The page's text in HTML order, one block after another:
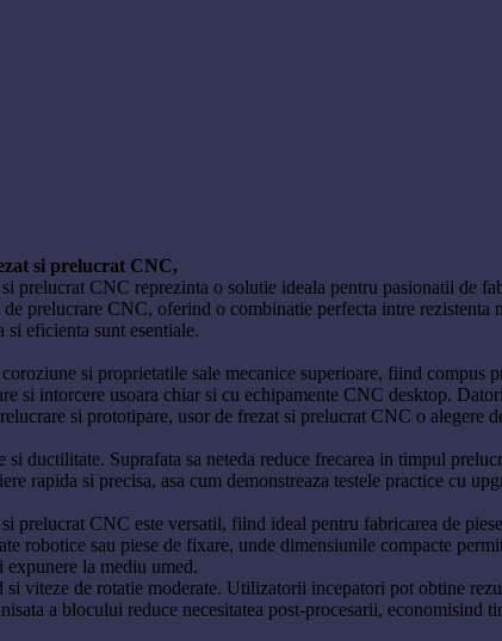
si prelucrat CNC,
prelucrat CNC reprezinta o solutie ideala pentru pasionatii de
prelucrare CNC, oferind o combinatie perfecta intre
eficienta sunt esentiale.
si proprietatile sale mecanice superioare, fiind compus
si intorcere usoara chiar si cu echipamente CNC desktop.
si prototipare, usor de frezat si prelucrat CNC o alegere
ductilitate. Suprafata sa neteda reduce frecarea in timpul
rapida si precisa, asa cum demonstreaza testele practice cu
CNC este versatil, fiind ideal pentru fabricarea de
robotice sau piese de fixare, unde dimensiunile compacte
expunere la mediu umed.
viteze de rotatie moderate. Utilizatorii incepatori pot obtine
a blocului reduce necesitatea post-procesarii, economisind